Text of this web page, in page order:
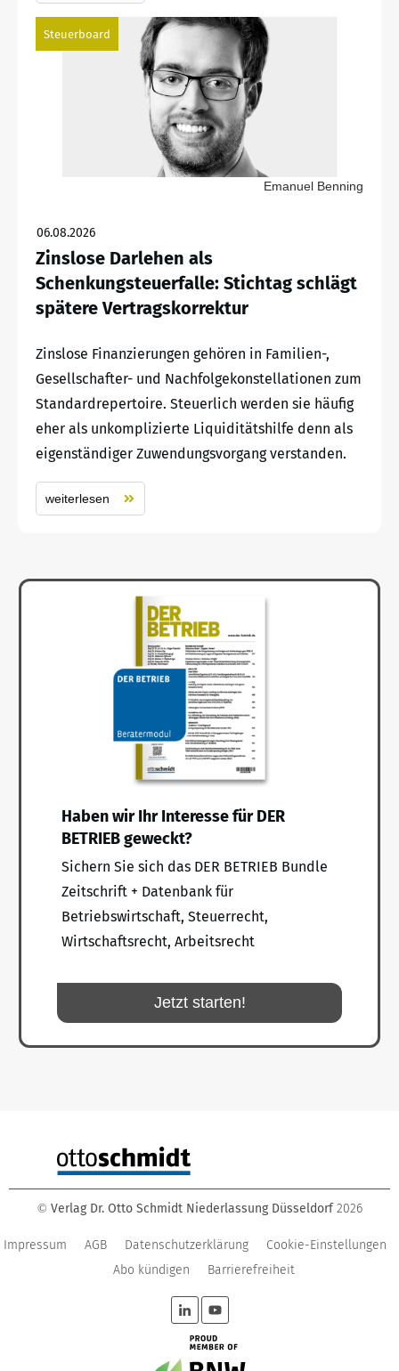
Steuerboard
Emanuel Benning
06.08.2026
Zinslose Darlehen als
Schenkungsteuerfalle: Stichtag schlägt
spätere Vertragskorrektur
Zinslose Finanzierungen gehören in Familien-,
Gesellschafter- und Nachfolgekonstellationen zum
Standardrepertoire. Steuerlich werden sie häufig
eher als unkomplizierte Liquiditätshilfe denn als
eigenständiger Zuwendungsvorgang verstanden.
weiterlesen
Haben wir Ihr Interesse für DER
BETRIEB geweckt?
Sichern Sie sich das DER BETRIEB Bundle
Zeitschrift + Datenbank für
Betriebswirtschaft, Steuerrecht,
Wirtschaftsrecht, Arbeitsrecht
Jetzt starten!
© Verlag Dr. Otto Schmidt Niederlassung Düsseldorf 2026
Impressum AGB Datenschutzerklärung
Cookie-Einstellungen
Abo kündigen
Barrierefreiheit